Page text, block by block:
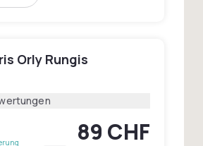
Orly Rungis
89 CHF